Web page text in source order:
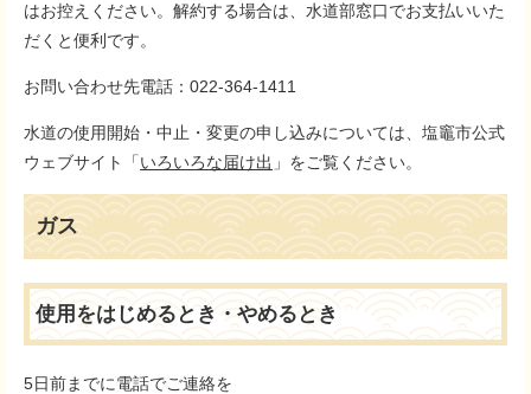
はお控えください。解約する場合は、水道部窓口でお支払いいた
だくと便利です。
お問い合わせ先電話：022-364-1411
水道の使用開始・中止・変更の申し込みについては、塩竈市公式
ウェブサイト「いろいろな届け出 」をご覧ください。
ガス
使用をはじめるとき・やめるとき
5日前までに電話でご連絡を